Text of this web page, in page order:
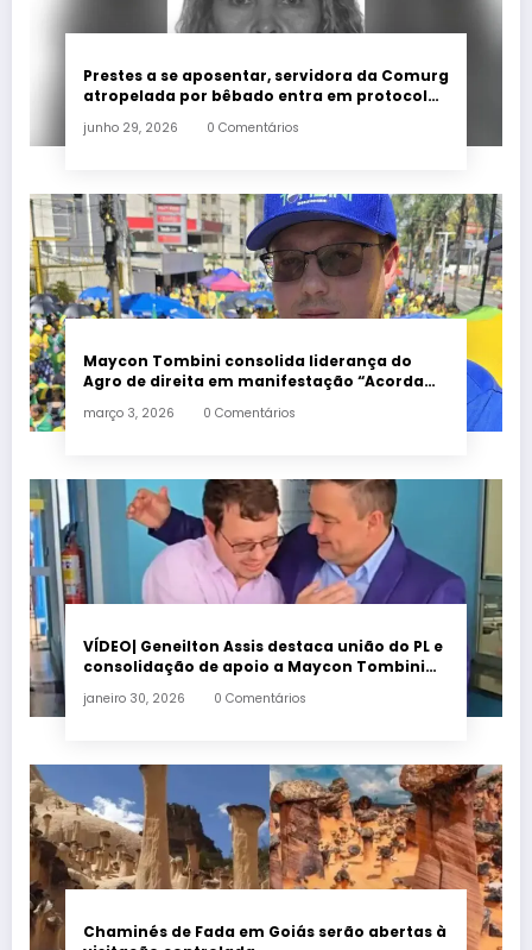
Prestes a se aposentar, servidora da Comurg
atropelada por bêbado entra em protocolo
junho 29, 2026 0 Comentários
Maycon Tombini consolida liderança do
Agro de direita em manifestação “Acorda
março 3, 2026 0 Comentários
VÍDEO| Geneilton Assis destaca união do PL e
consolidação de apoio a Maycon Tombini
janeiro 30, 2026 0 Comentários
Chaminés de Fada em Goiás serão abertas à